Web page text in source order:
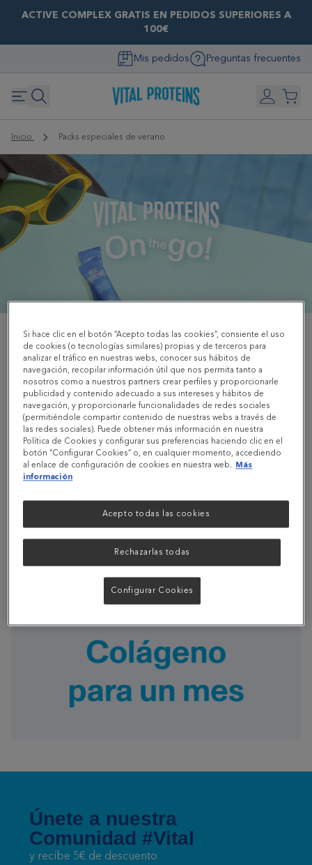
ACTIVE COMPLEX GRATIS EN PEDIDOS SUPERIORES A
100€
Mis pedidos Preguntas frecuentes
Inicio Packs especiales de verano
Únete a nuestra
Comunidad #Vital
y recibe 5€ de descuento
Si hace clic en el botón “Acepto todas las cookies”, consiente el uso
de cookies (o tecnologías similares) propias y de terceros para
analizar el tráfico en nuestras webs, conocer sus hábitos de
navegación, recopilar información útil que nos permita tanto a
nosotros como a nuestros partners crear perfiles y proporcionarle
publicidad y contenido adecuado a sus intereses y hábitos de
navegación, y proporcionarle funcionalidades de redes sociales
(permitiéndole compartir contenido de nuestras webs a través de
las redes sociales). Puede obtener más información en nuestra
Política de Cookies y configurar sus preferencias haciendo clic en el
botón “Configurar Cookies” o, en cualquier momento, accediendo
al enlace de configuración de cookies en nuestra web. Más
información
Rechazarlas todas
Acepto todas las cookies
Configurar Cookies